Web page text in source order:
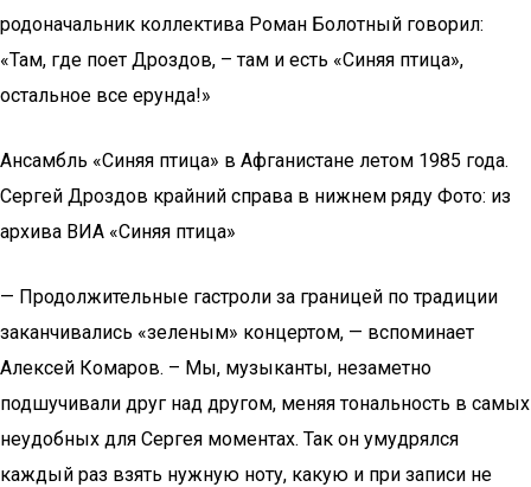
родоначальник коллектива Роман Болотный говорил:
«Там, где поет Дроздов, – там и есть «Синяя птица»,
остальное все ерунда!»
Ансамбль «Синяя птица» в Афганистане летом 1985 года.
Сергей Дроздов крайний справа в нижнем ряду Фото: из
архива ВИА «Синяя птица»
— Продолжительные гастроли за границей по традиции
заканчивались «зеленым» концертом, — вспоминает
Алексей Комаров. – Мы, музыканты, незаметно
подшучивали друг над другом, меняя тональность в самых
неудобных для Сергея моментах. Так он умудрялся
каждый раз взять нужную ноту, какую и при записи не